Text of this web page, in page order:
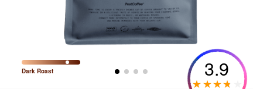
DarkRoast 3.9